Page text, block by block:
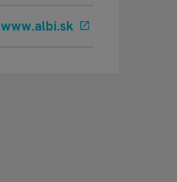
www.albi.sk